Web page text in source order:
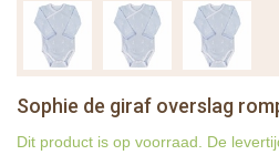
Sophie de giraf overslag
Dit product is op voorraad. De